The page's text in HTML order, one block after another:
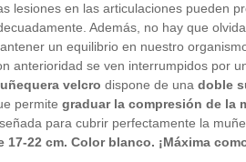
lesiones en las articulaciones pueden
Además, no hay que
un equilibrio en nuestro
anterioridad se ven interrumpidos por
velcro dispone de unadoble
permitegraduar la compresión de la
para cubrir perfectamente la
17-22 cm. Color blanco. ¡Máxima